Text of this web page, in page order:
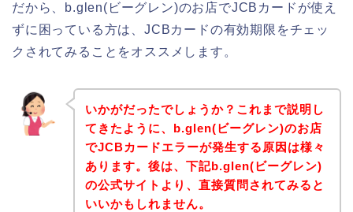
だから、b.glen(ビーグレン)のお店でJCBカードが使え
ずに困っている方は、JCBカードの有効期限をチェッ
クされてみることをオススメします。
いかがだったでしょうか？これまで説明し
てきたように、b.glen(ビーグレン)のお店
でJCBカードエラーが発生する原因は様々
あります。後は、下記b.glen(ビーグレン)
の公式サイトより、直接質問されてみると
いいかもしれません。